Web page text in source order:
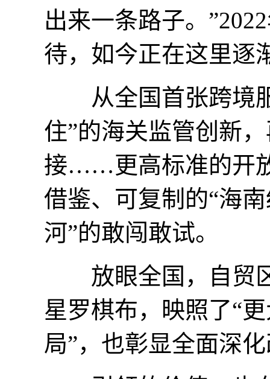
出来一条路子。
待，如今正在这里逐
从全国首张跨境服
住”的海关监管创新
接……更高标准的开
借鉴、可复制的“海
河”的敢闯敢试。
放眼全国，自贸区
星罗棋布，映照了“
局”，也彰显全面深